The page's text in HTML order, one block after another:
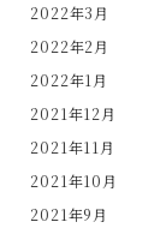
2022年3月
2022年2月
2022年1月
2021年12月
2021年11月
2021年10月
2021年9月